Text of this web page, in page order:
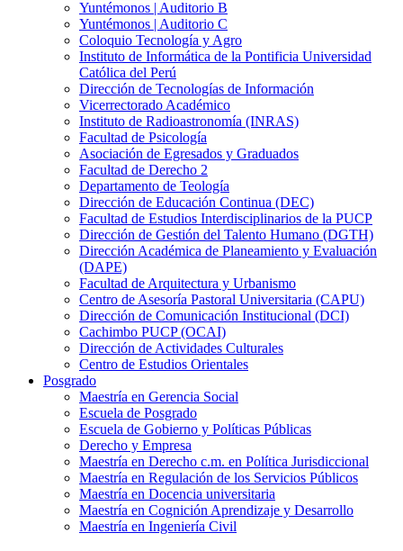
Yuntémonos | Auditorio B
Yuntémonos | Auditorio C
Coloquio Tecnología y Agro
Instituto de Informática de la Pontificia Universidad
Católica del Perú
Dirección de Tecnologías de Información
Vicerrectorado Académico
Instituto de Radioastronomía (INRAS)
Facultad de Psicología
Asociación de Egresados y Graduados
Facultad de Derecho 2
Departamento de Teología
Dirección de Educación Continua (DEC)
Facultad de Estudios Interdisciplinarios de la PUCP
Dirección de Gestión del Talento Humano (DGTH)
Dirección Académica de Planeamiento y Evaluación
(DAPE)
Facultad de Arquitectura y Urbanismo
Centro de Asesoría Pastoral Universitaria (CAPU)
Dirección de Comunicación Institucional (DCI)
Cachimbo PUCP (OCAI)
Dirección de Actividades Culturales
Centro de Estudios Orientales
Posgrado
Maestría en Gerencia Social
Escuela de Posgrado
Escuela de Gobierno y Políticas Públicas
Derecho y Empresa
Maestría en Derecho c.m. en Política Jurisdiccional
Maestría en Regulación de los Servicios Públicos
Maestría en Docencia universitaria
Maestría en Cognición Aprendizaje y Desarrollo
Maestría en Ingeniería Civil